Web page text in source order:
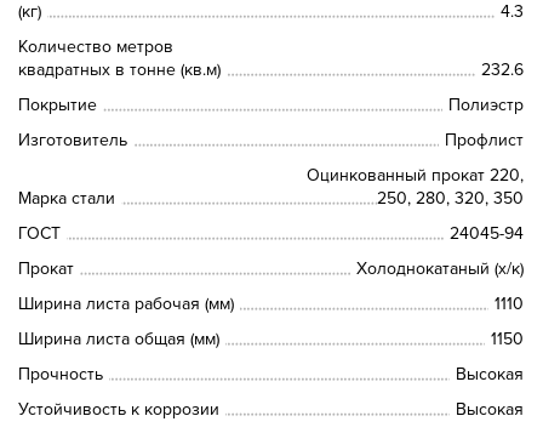
(кг)
4.3
Количество метров
квадратных в тонне (кв.м)
232.6
Покрытие
Полиэстр
Изготовитель
Профлист
Марка стали
Оцинкованный прокат 220,
250, 280, 320, 350
ГОСТ
24045-94
Прокат
Холоднокатаный (х/к)
Ширина листа рабочая (мм)
1110
Ширина листа общая (мм)
1150
Прочность
Высокая
Устойчивость к коррозии
Высокая